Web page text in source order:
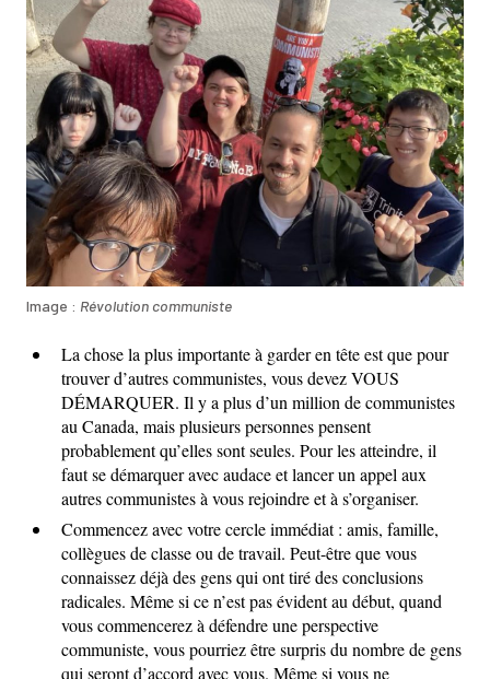
Image : Révolution communiste
La chose la plus importante à garder en tête est que pour
trouver d’autres communistes, vous devez VOUS
DÉMARQUER. Il y a plus d’un million de communistes
au Canada, mais plusieurs personnes pensent
probablement qu’elles sont seules. Pour les atteindre, il
faut se démarquer avec audace et lancer un appel aux
autres communistes à vous rejoindre et à s’organiser.
Commencez avec votre cercle immédiat : amis, famille,
collègues de classe ou de travail. Peut-être que vous
connaissez déjà des gens qui ont tiré des conclusions
radicales. Même si ce n’est pas évident au début, quand
vous commencerez à défendre une perspective
communiste, vous pourriez être surpris du nombre de gens
qui seront d’accord avec vous. Même si vous ne